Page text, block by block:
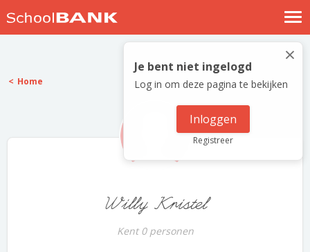
Nostalgische verhalen
Log in
Meld je gratis aan
×
Je bent niet ingelogd
Log in om deze pagina te bekijken
Inloggen
Registreer
Home
Willy Kristel
Kent 0 personen